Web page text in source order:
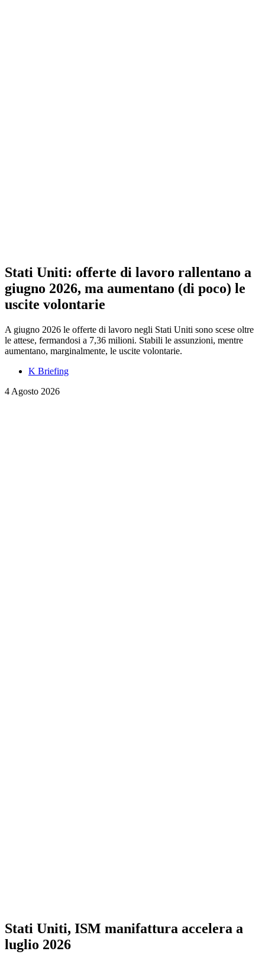
Stati Uniti: offerte di lavoro rallentano a
giugno 2026, ma aumentano (di poco) le
uscite volontarie
A giugno 2026 le offerte di lavoro negli Stati Uniti sono scese oltre
le attese, fermandosi a 7,36 milioni. Stabili le assunzioni, mentre
aumentano, marginalmente, le uscite volontarie.
K Briefing
4 Agosto 2026
Stati Uniti, ISM manifattura accelera a
luglio 2026